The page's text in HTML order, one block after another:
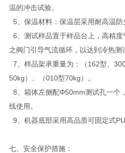
温的冲击试验。
5、保温材料：保温层采用耐高温防
6、测试样品置于样品台上，高精
之阀门引导气流循环，以达到冷热测
7、样品架承重量为：（162型、
50kg）、（010型70kg）。
8、箱体左侧配Φ50mm测试孔一个
线使用。
9、机器底部采用高品质可固定式
七、安全保护措施：